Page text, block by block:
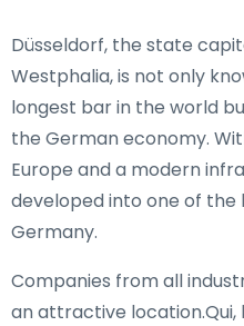
Düsseldorf, the state
Westphalia, is not only
longest bar in the world
the German economy.
Europe and a modern
developed into one of the
Germany.
Companies from all
an attractive